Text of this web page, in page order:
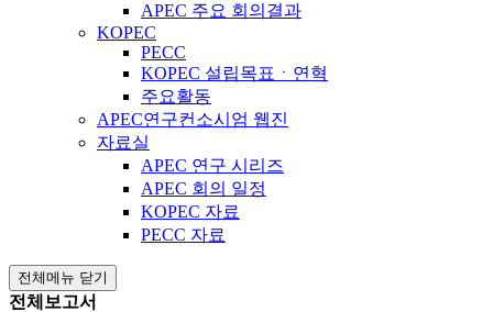
APEC 주요 회의결과
KOPEC
PECC
KOPEC 설립목표ㆍ연혁
주요활동
APEC연구컨소시엄 웹진
자료실
APEC 연구 시리즈
APEC 회의 일정
KOPEC 자료
PECC 자료
전체메뉴 닫기
전체보고서